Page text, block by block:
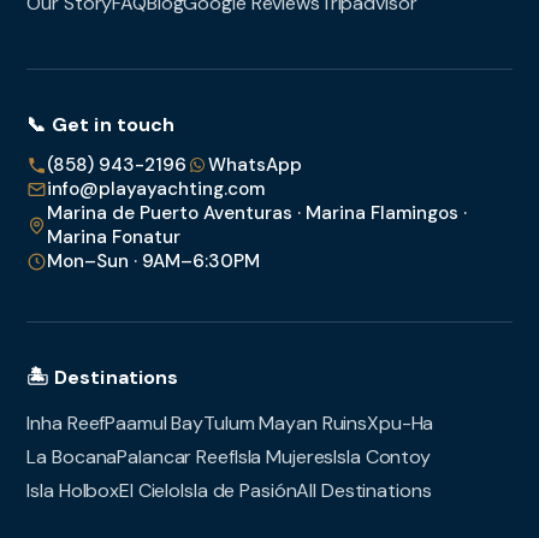
📞 Get in touch
(858) 943-2196
WhatsApp
info@playayachting.com
Marina de Puerto Aventuras · Marina Flamingos ·
Marina Fonatur
Mon–Sun · 9AM–6:30PM
🏝️ Destinations
Inha ReefPaamul BayTulum Mayan RuinsXpu-Ha
La BocanaPalancar ReefIsla MujeresIsla Contoy
Isla HolboxEl CieloIsla de PasiónAll Destinations